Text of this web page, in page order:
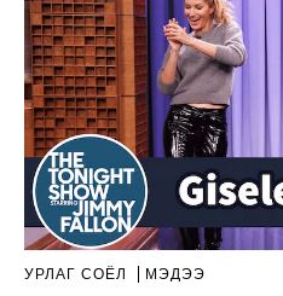
УРЛАГ СОЁЛ МЭДЭЭ